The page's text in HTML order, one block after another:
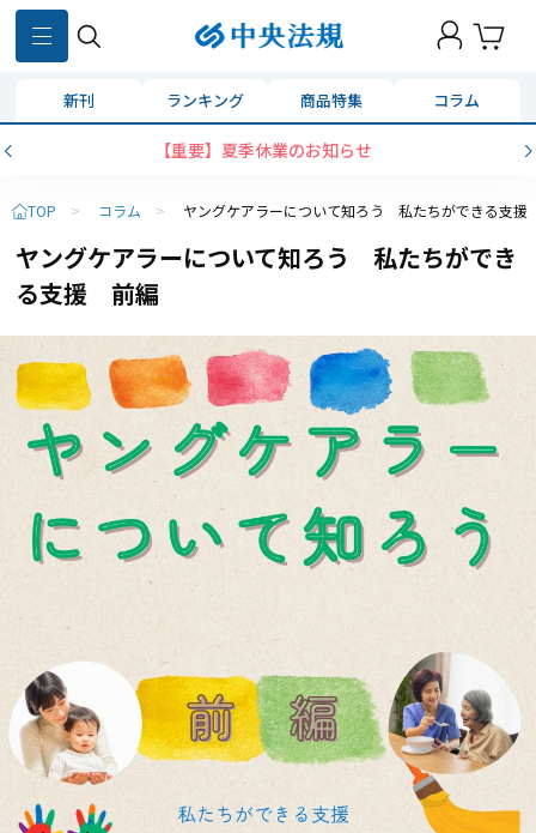
新刊 ランキング 商品特集 コラム
【重要】夏季休業のお知らせ
TOP > コラム > ヤングケアラーについて知ろう 私たちができる支
ヤングケアラーについて知ろう 私たちができ
る支援 前編